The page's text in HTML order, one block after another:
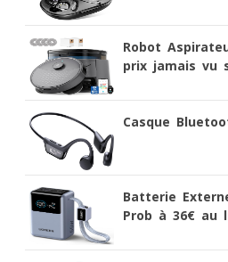
Robot
prix jamais vu
Casque
Batterie
Prob à 36€ au